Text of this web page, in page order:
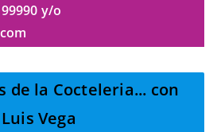
y/o
de la Cocteleria... con
Luis Vega